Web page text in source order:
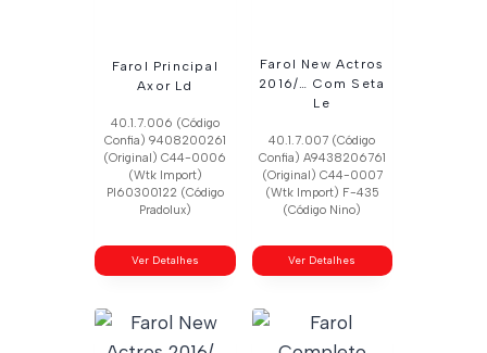
Farol Principal
Axor Ld
40.1.7.006 (Código
Confia) 9408200261
(Original) C44-0006
(Wtk Import)
Pl60300122 (Código
Pradolux)
Ver Detalhes
Farol New Actros
2016/… Com Seta
Le
40.1.7.007 (Código
Confia) A9438206761
(Original) C44-0007
(Wtk Import) F-435
(Código Nino)
Ver Detalhes